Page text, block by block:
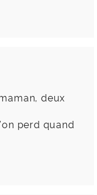
deux
perd quand